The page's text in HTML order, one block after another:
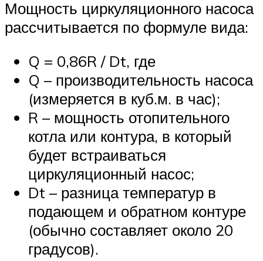
Мощность циркуляционного насоса
рассчитывается по формуле вида:
Q = 0,86R / Dt, где
Q – производительность насоса
(измеряется в куб.м. в час);
R – мощность отопительного
котла или контура, в который
будет встраиваться
циркуляционный насос;
Dt – разница температур в
подающем и обратном контуре
(обычно составляет около 20
градусов).